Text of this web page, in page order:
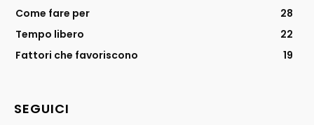
Come fare per
28
Tempo libero
22
Fattori che favoriscono
19
SEGUICI